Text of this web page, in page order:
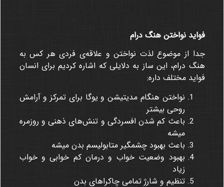
فواید نواختن هنگ درام
جدا از موضوع لذت نواختن و علاقه‌ی فردی هر کس به
هنگ درام، این ساز به دلایلی که اشاره کردیم برای انسان
فواید مختلف داره:
نواختن هنگام مدیتیشن و یوگا برای تمرکز و آرامش
روحی بیشتر
باعث کم شدن افسردگی و تنش‌های ذهنی و روزمره
میشه
باعث بهبود چشمگیر متابولیسم بدن میشه
بهبود وضعیت خواب و درمان کم خوابی و خواب
زیاد
تنظیم و شارژ تمامی چاکراهای بدن